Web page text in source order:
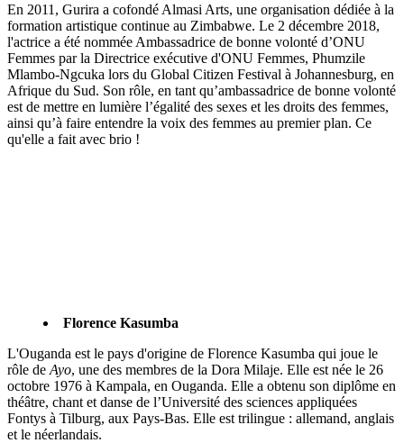
En 2011, Gurira a cofondé Almasi Arts, une organisation dédiée à la
formation artistique continue au Zimbabwe. Le 2 décembre 2018,
l'actrice a été nommée Ambassadrice de bonne volonté d’ONU
Femmes par la Directrice exécutive d'ONU Femmes, Phumzile
Mlambo-Ngcuka lors du Global Citizen Festival à Johannesburg, en
Afrique du Sud. Son rôle, en tant qu’ambassadrice de bonne volonté
est de mettre en lumière l’égalité des sexes et les droits des femmes,
ainsi qu’à faire entendre la voix des femmes au premier plan. Ce
qu'elle a fait avec brio !
Florence Kasumba
L'Ouganda est le pays d'origine de Florence Kasumba qui joue le
rôle de Ayo, une des membres de la Dora Milaje. Elle est née le 26
octobre 1976 à Kampala, en Ouganda. Elle a obtenu son diplôme en
théâtre, chant et danse de l’Université des sciences appliquées
Fontys à Tilburg, aux Pays-Bas. Elle est trilingue : allemand, anglais
et le néerlandais.